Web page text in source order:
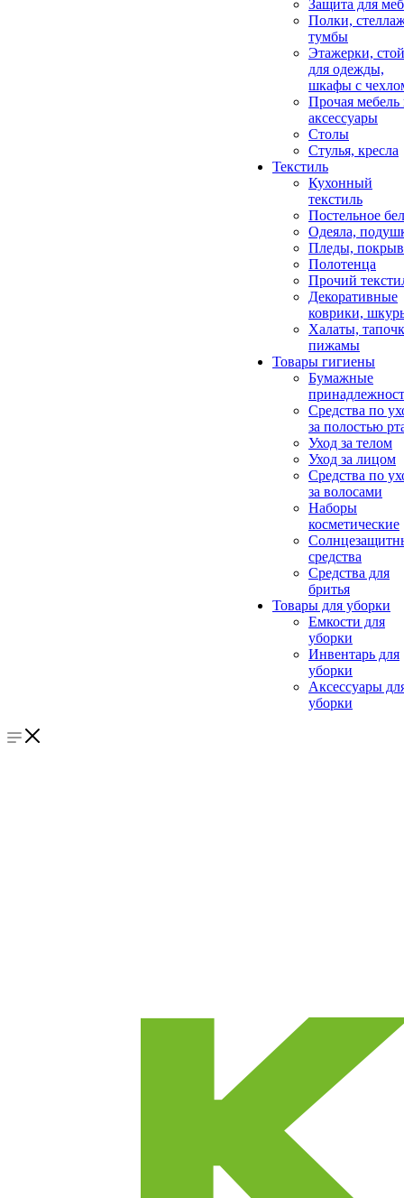
Защита для
Полки,
тумбы
Этажерки,
для одежды,
шкафы с
Прочая мебель
аксессуары
Столы
Стулья, кресла
Текстиль
Кухонный
текстиль
Постельное
Одеяла,
Пледы,
Полотенца
Прочий
Декоративные
коврики,
Халаты,
пижамы
Товары гигиены
Бумажные
Средства по
за полостью
Уход за телом
Уход за лицом
Средства по
за волосами
Наборы
косметические
средства
Средства для
бритья
Товары для уборки
Емкости для
уборки
Инвентарь для
уборки
Аксессуары
уборки